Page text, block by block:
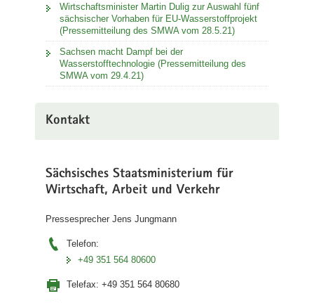
Wirtschaftsminister Martin Dulig zur Auswahl fünf
sächsischer Vorhaben für EU-Wasserstoffprojekt
(Pressemitteilung des SMWA vom 28.5.21)
Sachsen macht Dampf bei der
Wasserstofftechnologie (Pressemitteilung des
SMWA vom 29.4.21)
Kontakt
Sächsisches Staatsministerium für
Wirtschaft, Arbeit und Verkehr
Pressesprecher Jens Jungmann
Telefon:
+49 351 564 80600
Telefax: +49 351 564 80680